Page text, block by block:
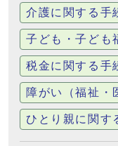
介護に関する手
子ども・子ども
税金に関する手
障がい（福祉・
ひとり親に関す